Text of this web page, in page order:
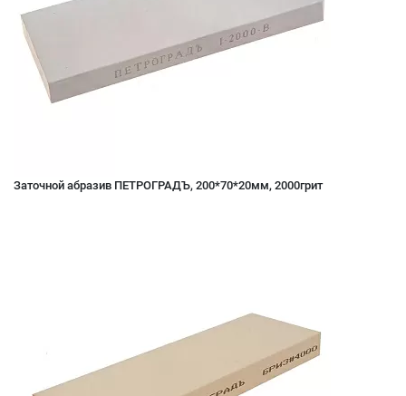
Заточной абразив ПЕТРОГРАДЪ, 200*70*20мм, 2000грит